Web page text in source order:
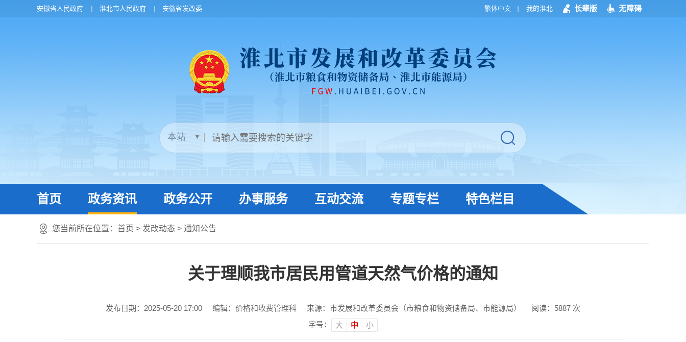
安徽省人民政府 淮北市人民政府 安徽省发改委 繁体中文 我的淮北 长辈版 无障碍
首页 政务资讯 政务公开 办事服务 互动交流 专题专栏 特色栏目
您当前所在位置： 首页 > 发改动态 > 通知公告
关于理顺我市居民用管道天然气价格的通知
发布日期：2025-05-20 17:00 编辑：价格和收费管理科 来源：市发展和改革委员会（市粮食和物资储备局、市能源局） 阅读： 5887 次
字号：
大 中 小